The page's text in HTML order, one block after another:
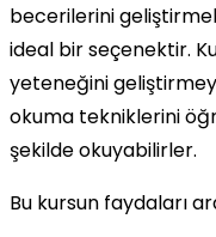
becerilerini
ideal bir seçenektir.
yeteneğini
okuma tekniklerini
şekilde okuyabilirler.
Bu kursun faydaları